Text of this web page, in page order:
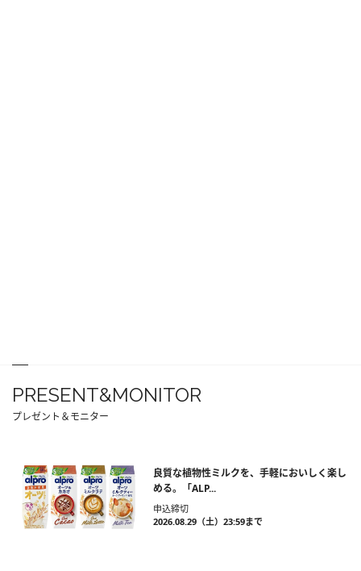
PRESENT&MONITOR
プレゼント＆モニター
良質な植物性ミルクを、手軽においしく楽し
める。「ALP...
申込締切
2026.08.29（土）23:59まで